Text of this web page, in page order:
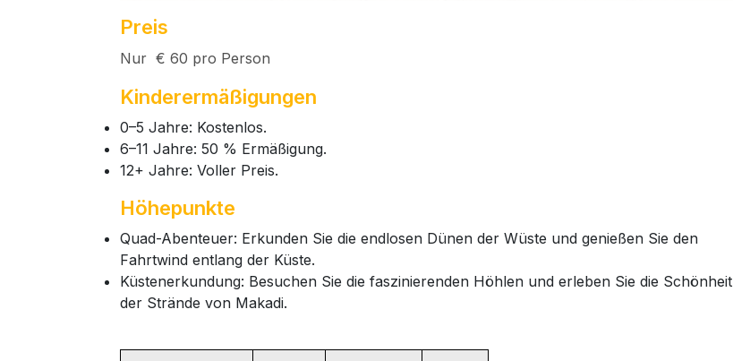
Preis
Nur € 60 pro Person
Kinderermäßigungen
0–5 Jahre: Kostenlos.
6–11 Jahre: 50 % Ermäßigung.
12+ Jahre: Voller Preis.
Höhepunkte
Quad-Abenteuer: Erkunden Sie die endlosen Dünen der Wüste und genießen Sie den
Fahrtwind entlang der Küste.
Küstenerkundung: Besuchen Sie die faszinierenden Höhlen und erleben Sie die Schönheit
der Strände von Makadi.